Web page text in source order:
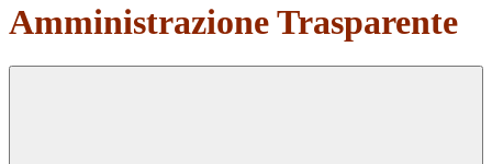
Amministrazione Trasparente